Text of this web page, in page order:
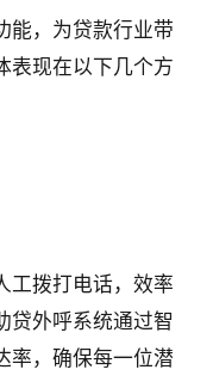
能，为贷款行业带
表现在以下几个方
工拨打电话，效率
贷外呼系统通过智
率，确保每一位潜